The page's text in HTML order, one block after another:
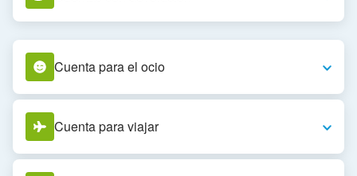
Cuenta para el ocio
Cuenta para viajar